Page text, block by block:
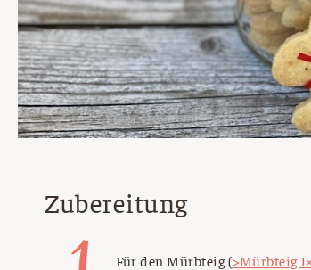
Zubereitung
Für den Mürbteig (>Mürbteig